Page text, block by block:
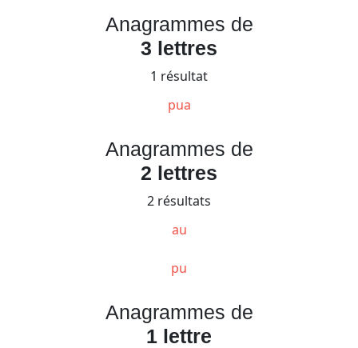
Anagrammes de
3 lettres
1 résultat
pua
Anagrammes de
2 lettres
2 résultats
au
pu
Anagrammes de
1 lettre